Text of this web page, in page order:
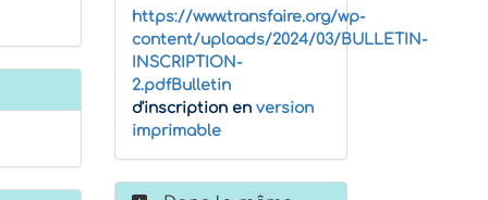
https://www.transfaire.org/wp-
content/uploads/2024/03/BULLETIN-
INSCRIPTION-
2.pdfBulletin
d'inscription en version
imprimable